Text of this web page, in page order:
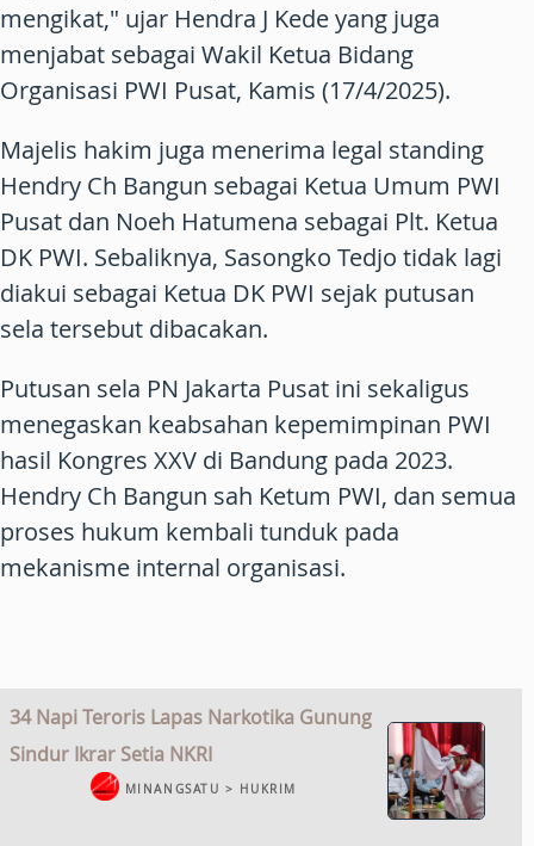
mengikat," ujar Hendra J Kede yang juga
menjabat sebagai Wakil Ketua Bidang
Organisasi PWI Pusat, Kamis (17/4/2025).
Majelis hakim juga menerima legal standing
Hendry Ch Bangun sebagai Ketua Umum PWI
Pusat dan Noeh Hatumena sebagai Plt. Ketua
DK PWI. Sebaliknya, Sasongko Tedjo tidak lagi
diakui sebagai Ketua DK PWI sejak putusan
sela tersebut dibacakan.
Putusan sela PN Jakarta Pusat ini sekaligus
menegaskan keabsahan kepemimpinan PWI
hasil Kongres XXV di Bandung pada 2023.
Hendry Ch Bangun sah Ketum PWI, dan semua
proses hukum kembali tunduk pada
mekanisme internal organisasi.
34 Napi Teroris Lapas Narkotika Gunung
Sindur Ikrar Setia NKRI
MINANGSATU > HUKRIM